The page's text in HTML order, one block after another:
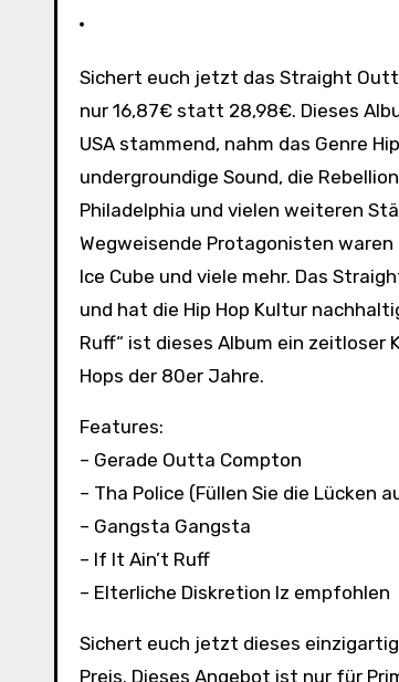
Sichert euch jetzt das Straight Outta Compton Vinyl LP von N.W.A. auf Amazon zum unschlagbaren Preis von
nur 16,87€ statt 28,98€. Dieses
USA stammend, nahm das Genre
undergroundige Sound, die
Philadelphia und vielen weiteren
Wegweisende Protagonisten waren
Ice Cube und viele mehr. Das
und hat die Hip Hop Kultur
Ruff“ ist dieses Album ein zeitloser
Hops der 80er Jahre.
Features:
– Gerade Outta Compton
– Tha Police (Füllen Sie die Lücken
– Gangsta Gangsta
– If It Ain’t Ruff
– Elterliche Diskretion Iz empfohlen
Sichert euch jetzt dieses
Preis. Dieses Angebot ist nur für